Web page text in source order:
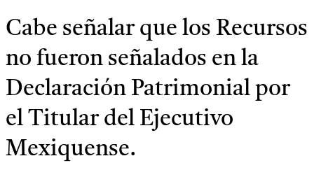
Cabe señalar que los Recursos
no fueron señalados en la
Declaración Patrimonial por
el Titular del Ejecutivo
Mexiquense.